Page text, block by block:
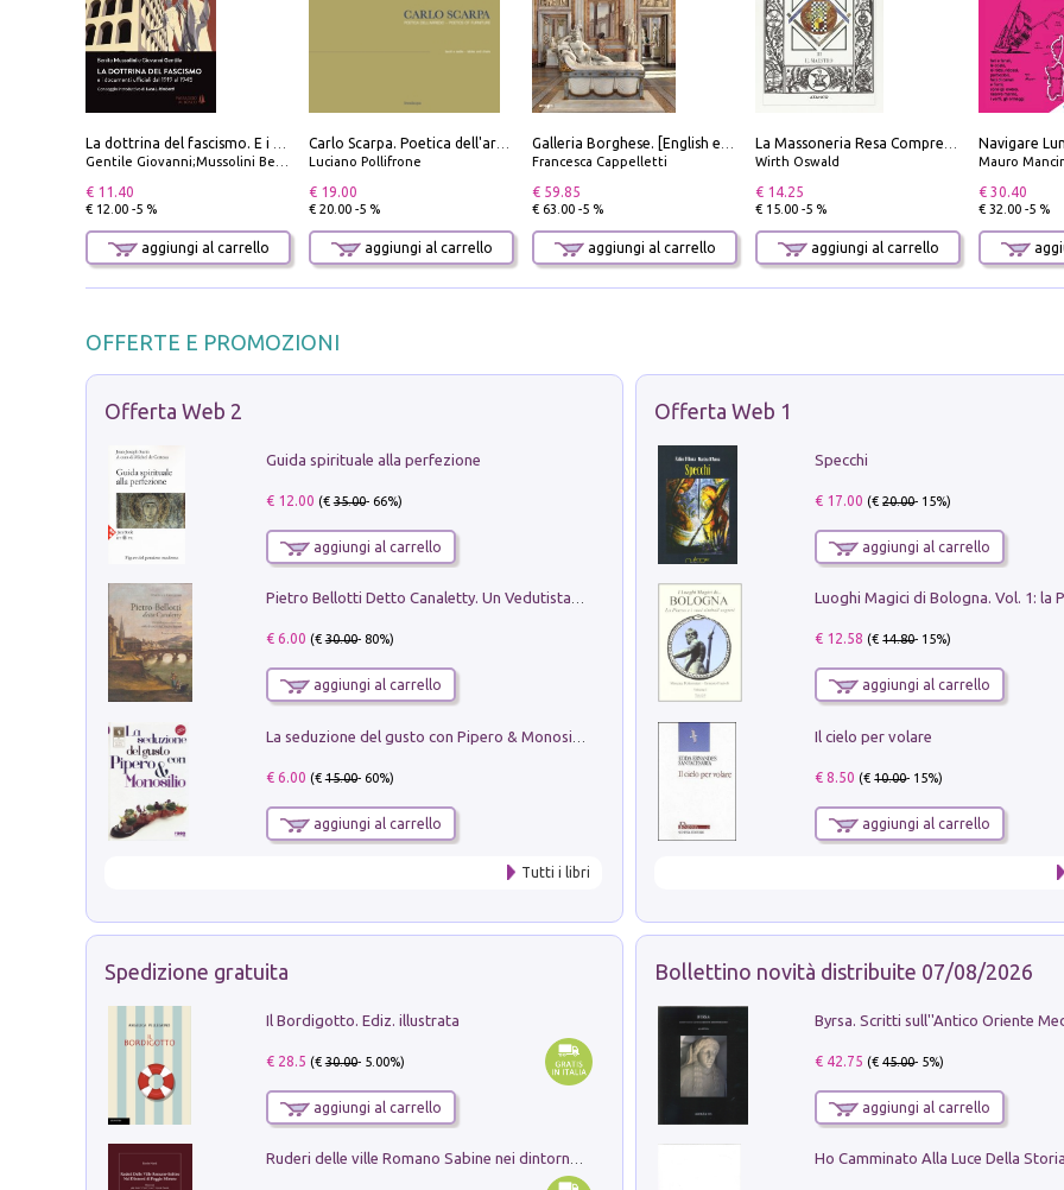
La dottrina del fascismo. E i documenti ufficiali dal 1919 al 1945
Gentile Giovanni;Mussolini Benito
€ 11.40
€ 12.00 -5 %
aggiungi al carrello
Carlo Scarpa. Poetica dell'arredo. Tavoli e sedie-Poetics of furniture. Tables and chairs. Ediz. bilingue
Luciano Pollifrone
€ 19.00
€ 20.00 -5 %
aggiungi al carrello
Galleria Borghese. [English edition]
Francesca Cappelletti
€ 59.85
€ 63.00 -5 %
aggiungi al carrello
La Massoneria Resa Comprensibile ai Suoi Adepti. Vol. 3: il Maestro.
Wirth Oswald
€ 14.25
€ 15.00 -5 %
aggiungi al carrello
Mauro
€ 30.40
€ 32.00 -5 %
OFFERTE E PROMOZIONI
Offerta Web 2
Guida spirituale alla perfezione
€ 12.00 (€35.00- 66%)
aggiungi al carrello
Pietro Bellotti Detto Canaletty. Un Vedutista Veneziano nella Francia dell'Ancien Régime
€ 6.00 (€30.00- 80%)
aggiungi al carrello
€ 6.00 (€15.00- 60%)
aggiungi al carrello
Tutti i libri
Offerta Web 1
Specchi
€ 17.00 (€20.00- 15%)
aggiungi al carrello
€ 12.58 (€14.80- 15%)
aggiungi al carrello
Il cielo per volare
€ 8.50 (€10.00- 15%)
aggiungi al carrello
Spedizione gratuita
Il Bordigotto. Ediz. illustrata
€ 28.5 (€30.00- 5.00%)
aggiungi al carrello
Ruderi delle ville Romano Sabine nei dintorni di Poggio Mirteto. Illustrati dal dott.re prof.re cav.re Ercole Nardi regio ispettore degli scavi e monumenti. Anno 1885. Tavole e studio. Con 25 tavole fuori testo in cartella editoriale
Bollettino novità distribuite 07/08/2026
€ 42.75 (€45.00- 5%)
aggiungi al carrello